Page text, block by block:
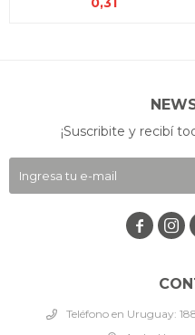
Teléfono en Uruguay:
¡Suscribite y recibí
 